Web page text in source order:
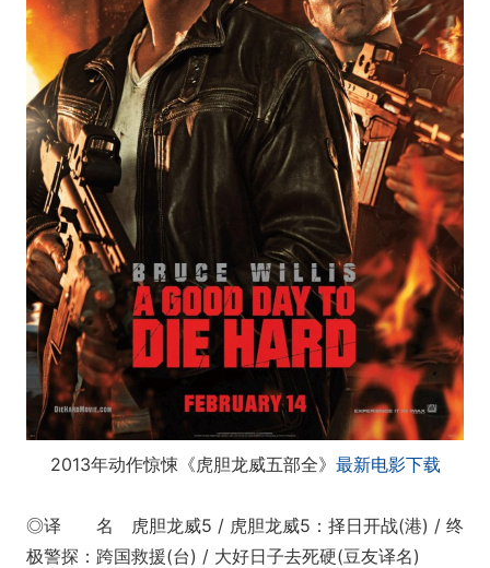
2013年动作惊悚《虎胆龙威五部全》 最新电影下载
◎译 名 虎胆龙威5 / 虎胆龙威5：择日开战(港) / 终
极警探：跨国救援(台) / 大好日子去死硬(豆友译名)